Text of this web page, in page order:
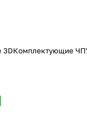
3DКомплектующие